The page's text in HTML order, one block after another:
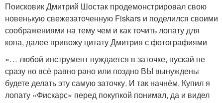
Поисковик Дмитрий Шостак продемонстрировал свою
новенькую свежезаточенную Fiskars и поделился своими
соображениями на тему чем и как точить лопату для
копа, далее привожу цитату Дмитрия с фотографиями
«… любой инструмент нуждается в заточке, пускай не
сразу но всё равно рано или поздно ВЫ вынуждены
будете делать эту самую заточку. И так начнём. Купил я
лопату «Фискарс» перед покупкой понимал, да и видел